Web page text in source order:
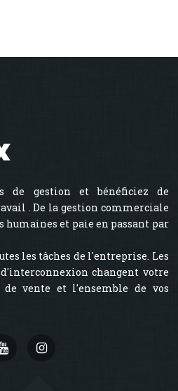
de gestion et bénéficiez de
. De la gestion commerciale
humaines et paie en passant par
les tâches de l'entreprise. Les
changent votre
vente et l'ensemble de vos